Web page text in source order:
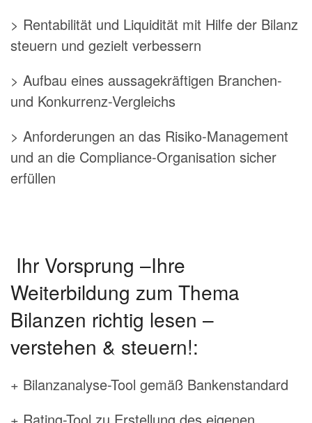
> Rentabilität und Liquidität mit Hilfe der Bilanz
steuern und gezielt verbessern
> Aufbau eines aussagekräftigen Branchen-
und Konkurrenz-Vergleichs
> Anforderungen an das Risiko-Management
und an die Compliance-Organisation sicher
erfüllen
Ihr Vorsprung –Ihre
Weiterbildung zum Thema
Bilanzen richtig lesen –
verstehen & steuern!:
+ Bilanzanalyse-Tool gemäß Bankenstandard
+ Rating-Tool zu Erstellung des eigenen